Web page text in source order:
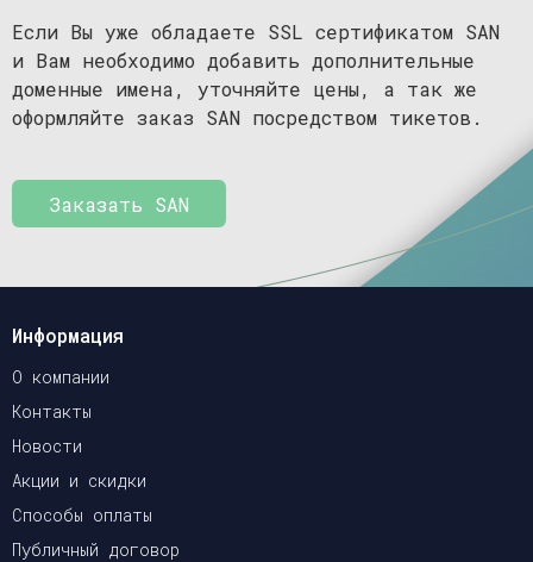
Если Вы уже обладаете SSL сертификатом SAN
и Вам необходимо добавить дополнительные
доменные имена, уточняйте цены, а так же
оформляйте заказ SAN посредством тикетов.
Заказать SAN
Информация
О компании
Контакты
Новости
Акции и скидки
Способы оплаты
Публичный договор